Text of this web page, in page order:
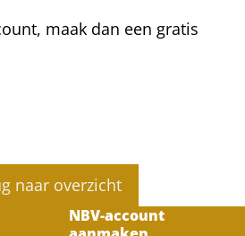
maak dan een gratis
naar overzicht
NBV-account